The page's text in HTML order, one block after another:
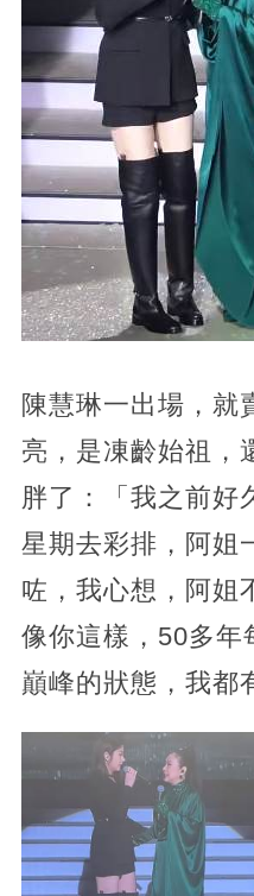
陳慧琳一出場，就
亮，是凍齡始祖，
胖了：「我之前好
星期去彩排，阿姐
咗，我心想，阿姐
像你這樣，50多年
巔峰的狀態，我都